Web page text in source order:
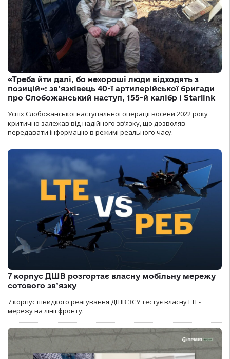
«Треба йти далі, бо нехороші люди відходять з
позицій»: зв’язківець 40-ї артилерійської бригади
про Слобожанський наступ, 155-й калібр і Starlink
Успіх Слобожанської наступальної операції восени 2022 року
критично залежав від надійного зв’язку, що дозволяв
передавати інформацію в режимі реального часу.
7 корпус ДШВ розгортає власну мобільну мережу
сотового зв’язку
7 корпус швидкого реагування ДШВ ЗСУ тестує власну LTE-
мережу на лінії фронту.